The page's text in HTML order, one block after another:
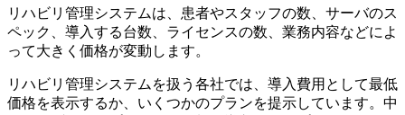
リハビリ管理システムは、患者やスタッフの数、サーバのス
ペック、導入する台数、ライセンスの数、業務内容などによ
って大きく価格が変動します。
リハビリ管理システムを扱う各社では、導入費用として最低
価格を表示するか、いくつかのプランを提示しています。中